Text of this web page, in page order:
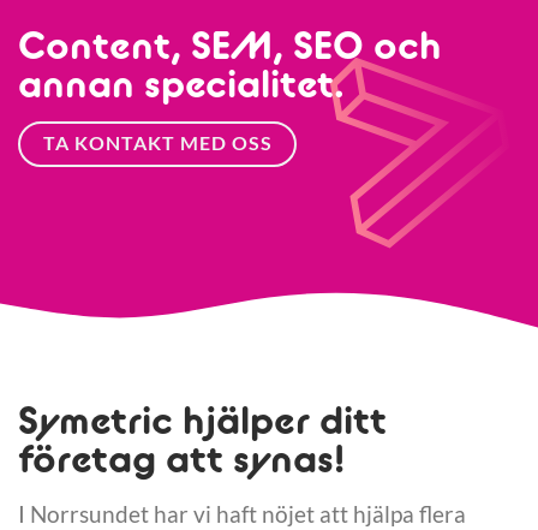
Content, SEM, SEO och
annan specialitet.
TA KONTAKT MED OSS
Symetric hjälper ditt
företag att synas!
I Norrsundet har vi haft nöjet att hjälpa flera